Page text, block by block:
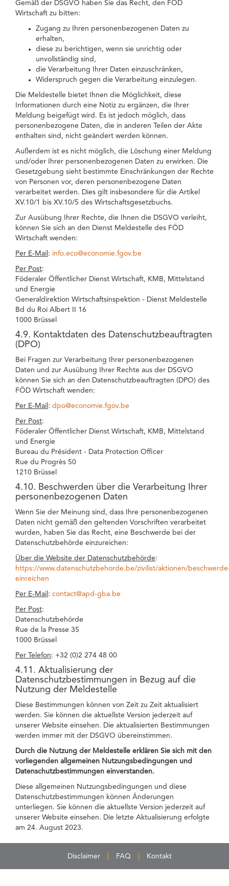
Gemäß der DSGVO haben Sie das Recht, den FÖD
Wirtschaft zu bitten:
Zugang zu Ihren personenbezogenen Daten zu
erhalten,
diese zu berichtigen, wenn sie unrichtig oder
unvollständig sind,
die Verarbeitung Ihrer Daten einzuschränken,
Widerspruch gegen die Verarbeitung einzulegen.
Die Meldestelle bietet Ihnen die Möglichkeit, diese
Informationen durch eine Notiz zu ergänzen, die Ihrer
Meldung beigefügt wird. Es ist jedoch möglich, dass
personenbezogene Daten, die in anderen Teilen der Akte
enthalten sind, nicht geändert werden können.
Außerdem ist es nicht möglich, die Löschung einer Meldung
und/oder Ihrer personenbezogenen Daten zu erwirken. Die
Gesetzgebung sieht bestimmte Einschränkungen der Rechte
von Personen vor, deren personenbezogene Daten
verarbeitet werden. Dies gilt insbesondere für die Artikel
XV.10/1 bis XV.10/5 des Wirtschaftsgesetzbuchs.
Zur Ausübung Ihrer Rechte, die Ihnen die DSGVO verleiht,
können Sie sich an den Dienst Meldestelle des FÖD
Wirtschaft wenden:
Per E-Mail : info.eco@economie.fgov.be
Per Post:
Föderaler Öffentlicher Dienst Wirtschaft, KMB, Mittelstand
und Energie
Generaldirektion Wirtschaftsinspektion - Dienst Meldestelle
Bd du Roi Albert II 16
1000 Brüssel
4.9. Kontaktdaten des Datenschutzbeauftragten
(DPO)
Bei Fragen zur Verarbeitung Ihrer personenbezogenen
Daten und zur Ausübung Ihrer Rechte aus der DSGVO
können Sie sich an den Datenschutzbeauftragten (DPO) des
FÖD Wirtschaft wenden:
Per E-Mail : dpo@economie.fgov.be
Per Post:
Föderaler Öffentlicher Dienst Wirtschaft, KMB, Mittelstand
und Energie
Bureau du Président - Data Protection Officer
Rue du Progrès 50
1210 Brüssel
4.10. Beschwerden über die Verarbeitung Ihrer
personenbezogenen Daten
Wenn Sie der Meinung sind, dass Ihre personenbezogenen
Daten nicht gemäß den geltenden Vorschriften verarbeitet
wurden, haben Sie das Recht, eine Beschwerde bei der
Datenschutzbehörde einzureichen:
Über die Website der Datenschutzbehörde:
https://www.datenschutzbehorde.be/zivilist/aktionen/
einreichen
Per E-Mail : contact@apd-gba.be
Per Post:
Datenschutzbehörde
Rue de la Presse 35
1000 Brüssel
Per Telefon: +32 (0)2 274 48 00
4.11. Aktualisierung der
Datenschutzbestimmungen in Bezug auf die
Nutzung der Meldestelle
Diese Bestimmungen können von Zeit zu Zeit aktualisiert
werden. Sie können die aktuellste Version jederzeit auf
unserer Website einsehen. Die aktualisierten Bestimmungen
werden immer mit der DSGVO übereinstimmen.
Durch die Nutzung der Meldestelle erklären Sie sich mit den
vorliegenden allgemeinen Nutzungsbedingungen und
Datenschutzbestimmungen einverstanden.
Diese allgemeinen Nutzungsbedingungen und diese
Datenschutzbestimmungen können Änderungen
unterliegen. Sie können die aktuellste Version jederzeit auf
unserer Website einsehen. Die letzte Aktualisierung erfolgte
am 24. August 2023.
Disclaimer FAQ Kontakt